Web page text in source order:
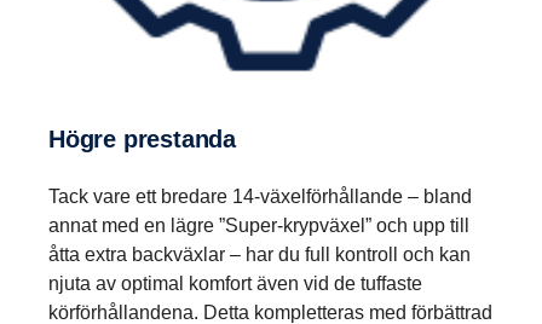
Högre prestanda
Tack vare ett bredare 14-växelförhållande – bland
annat med en lägre ”Super-krypväxel” och upp till
åtta extra backväxlar – har du full kontroll och kan
njuta av optimal komfort även vid de tuffaste
körförhållandena. Detta kompletteras med förbättrad